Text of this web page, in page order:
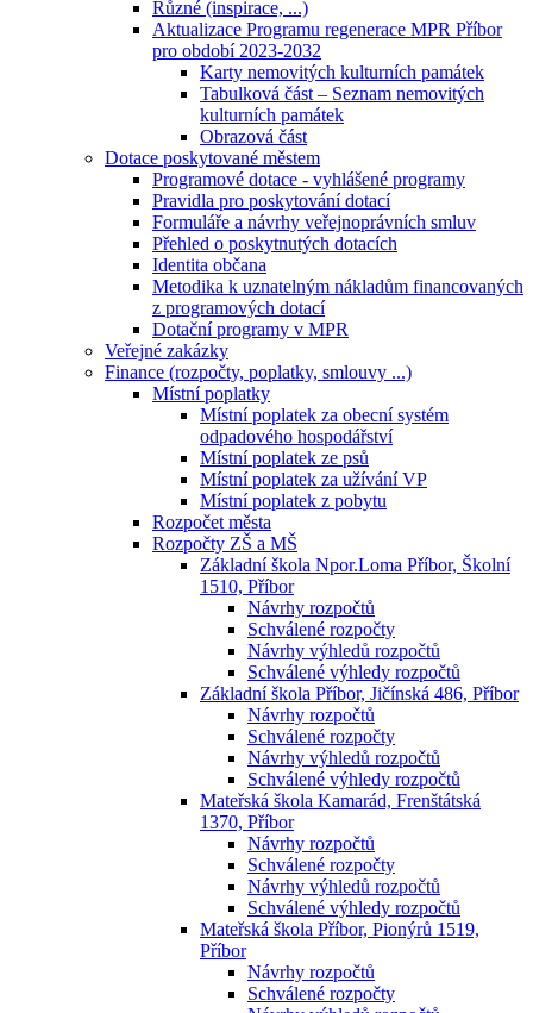
Různé (inspirace, ...)
Aktualizace Programu regenerace MPR Příbor
pro období 2023-2032
Karty nemovitých kulturních památek
Tabulková část – Seznam nemovitých
kulturních památek
Obrazová část
Dotace poskytované městem
Programové dotace - vyhlášené programy
Pravidla pro poskytování dotací
Formuláře a návrhy veřejnoprávních smluv
Přehled o poskytnutých dotacích
Identita občana
Metodika k uznatelným nákladům financovaných
z programových dotací
Dotační programy v MPR
Veřejné zakázky
Finance (rozpočty, poplatky, smlouvy ...)
Místní poplatky
Místní poplatek za obecní systém
odpadového hospodářství
Místní poplatek ze psů
Místní poplatek za užívání VP
Místní poplatek z pobytu
Rozpočet města
Rozpočty ZŠ a MŠ
Základní škola Npor.Loma Příbor, Školní
1510, Příbor
Návrhy rozpočtů
Schválené rozpočty
Návrhy výhledů rozpočtů
Schválené výhledy rozpočtů
Základní škola Příbor, Jičínská 486, Příbor
Návrhy rozpočtů
Schválené rozpočty
Návrhy výhledů rozpočtů
Schválené výhledy rozpočtů
Mateřská škola Kamarád, Frenštátská
1370, Příbor
Návrhy rozpočtů
Schválené rozpočty
Návrhy výhledů rozpočtů
Schválené výhledy rozpočtů
Mateřská škola Příbor, Pionýrů 1519,
Příbor
Návrhy rozpočtů
Schválené rozpočty